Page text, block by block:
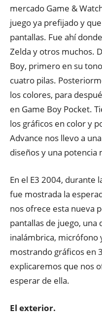
mercado Game &
juego ya prefijado y
pantallas. Fue ahí
Zelda y otros muchos.
Boy, primero en su
cuatro pilas.
los colores, para
en Game Boy Pocket.
los gráficos en color y
Advance nos llevo a
diseños y una potencia
En el E3 2004, durante
fue mostrada la
nos ofrece esta nueva
pantallas de juego, una
inalámbrica, micrófono
mostrando gráficos en
explicaremos que nos
esperar de ella.
El exterior.